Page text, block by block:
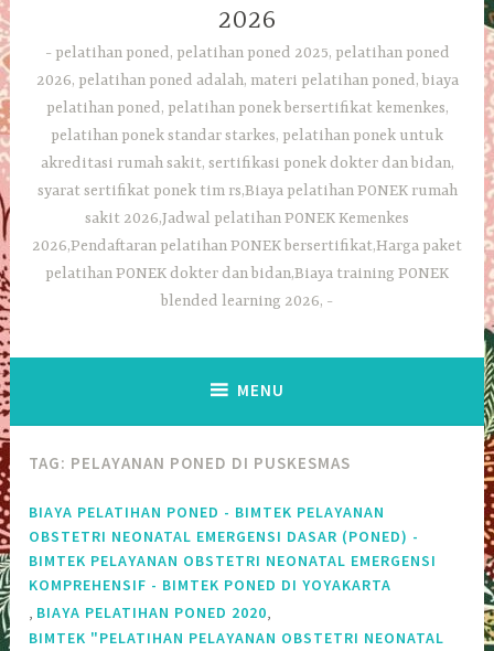
2026
pelatihan poned, pelatihan poned 2025, pelatihan poned
2026, pelatihan poned adalah, materi pelatihan poned, biaya
pelatihan poned, pelatihan ponek bersertifikat kemenkes,
pelatihan ponek standar starkes, pelatihan ponek untuk
akreditasi rumah sakit, sertifikasi ponek dokter dan bidan,
syarat sertifikat ponek tim rs,Biaya pelatihan PONEK rumah
sakit 2026,Jadwal pelatihan PONEK Kemenkes
2026,Pendaftaran pelatihan PONEK bersertifikat,Harga paket
pelatihan PONEK dokter dan bidan,Biaya training PONEK
blended learning 2026,
MENU
TAG: PELAYANAN PONED DI PUSKESMAS
BIAYA PELATIHAN PONED - BIMTEK PELAYANAN
OBSTETRI NEONATAL EMERGENSI DASAR (PONED) -
BIMTEK PELAYANAN OBSTETRI NEONATAL EMERGENSI
KOMPREHENSIF - BIMTEK PONED DI YOYAKARTA
, BIAYA PELATIHAN PONED 2020,
BIMTEK "PELATIHAN PELAYANAN OBSTETRI NEONATAL